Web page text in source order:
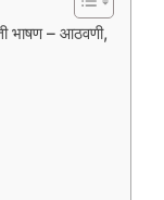
– आठवणी,